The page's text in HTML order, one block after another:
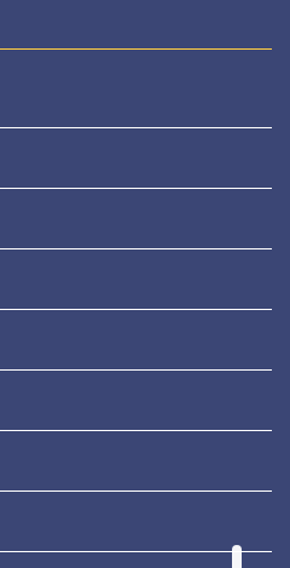
ヵ月で800点講座